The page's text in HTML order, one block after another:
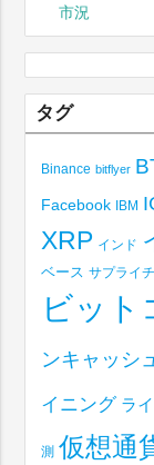
市況
タグ
Binance bitflyer
Facebook IBM
XRP インド
ベース サプライ
ビット
ンキャッシ
イニング ラ
測 仮想通